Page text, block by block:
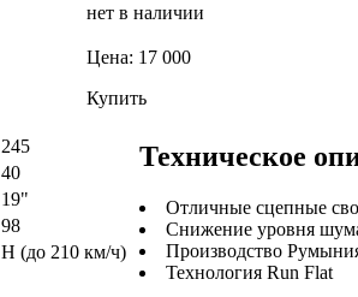
нет в наличии
Цена: 17 000
Купить
245
40
19"
98
H (до 210 км/ч)
Техническое
Отличные сцепные
Снижение уровня
Производство
Технология Run Flat